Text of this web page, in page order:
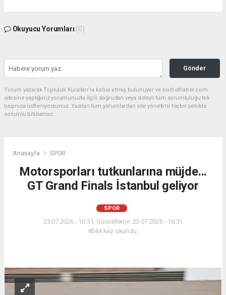
Okuyucu Yorumları (0)
Gönder
Yorum yazarak Topluluk Kuralları’nı kabul etmiş bulunuyor ve bolbolhaber.com
sitesine yaptığınız yorumunuzla ilgili doğrudan veya dolaylı tüm sorumluluğu tek
başınıza üstleniyorsunuz. Yazılan tüm yorumlardan site yönetimi hiçbir şekilde
sorumlu tutulamaz.
Anasayfa SPOR
Motorsporları tutkunlarına müjde...
GT Grand Finals İstanbul geliyor
SPOR
23.07.2026 - 16:31, Güncelleme: 23.07.2026 - 16:31
8544 kez okundu.